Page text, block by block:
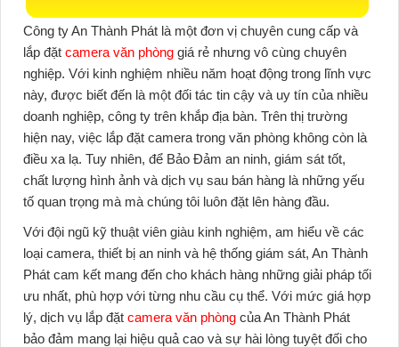
Công ty An Thành Phát là một đơn vị chuyên cung cấp và
lắp đặt camera văn phòng giá rẻ nhưng vô cùng chuyên
nghiệp. Với kinh nghiệm nhiều năm hoạt động trong lĩnh vực
này, được biết đến là một đối tác tin cậy và uy tín của nhiều
doanh nghiệp, công ty trên khắp địa bàn. Trên thị trường
hiện nay, việc lắp đặt camera trong văn phòng không còn là
điều xa lạ. Tuy nhiên, để Bảo Đảm an ninh, giám sát tốt,
chất lượng hình ảnh và dịch vụ sau bán hàng là những yếu
tố quan trọng mà mà chúng tôi luôn đặt lên hàng đầu.
Với đội ngũ kỹ thuật viên giàu kinh nghiệm, am hiểu về các
loại camera, thiết bị an ninh và hệ thống giám sát, An Thành
Phát cam kết mang đến cho khách hàng những giải pháp tối
ưu nhất, phù hợp với từng nhu cầu cụ thể. Với mức giá hợp
lý, dịch vụ lắp đặt camera văn phòng của An Thành Phát
bảo đảm mang lại hiệu quả cao và sự hài lòng tuyệt đối cho